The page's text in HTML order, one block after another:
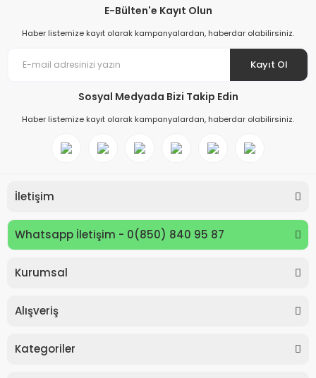
E-Bülten'e Kayıt Olun
Haber listemize kayıt olarak kampanyalardan, haberdar olabilirsiniz.
Kayıt Ol
Sosyal Medyada Bizi Takip Edin
Haber listemize kayıt olarak kampanyalardan, haberdar olabilirsiniz.
İletişim
Whatsapp İletişim - 0(850) 840 95 87
Kurumsal
Alışveriş
Kategoriler